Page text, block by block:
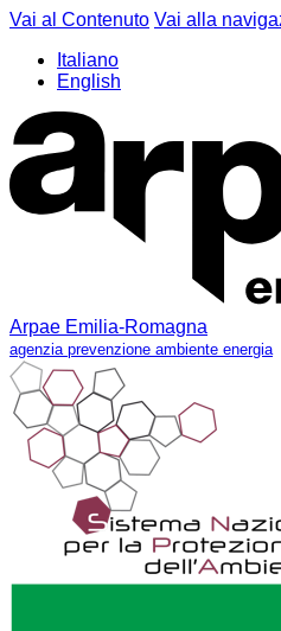
Vai al Contenuto Vai alla
Italiano
English
Arpae Emilia-Romagna
agenzia prevenzione ambiente energia